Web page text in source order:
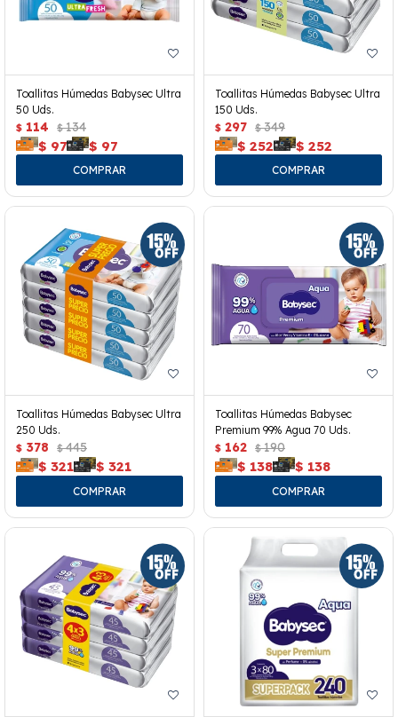
Toallitas Húmedas Babysec Ultra
50 Uds.
$ 114 $ 134
$ 97 $ 97
Toallitas Húmedas Babysec Ultra
150 Uds.
$ 297 $ 349
$ 252 $ 252
Toallitas Húmedas Babysec Ultra
250 Uds.
$ 378 $ 445
$ 321 $ 321
Toallitas Húmedas Babysec
Premium 99% Agua 70 Uds.
$ 162 $ 190
$ 138 $ 138